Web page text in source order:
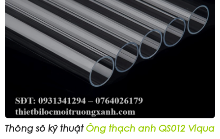
Thông số kỹ thuật Ống thạch anh QS012 Viqua